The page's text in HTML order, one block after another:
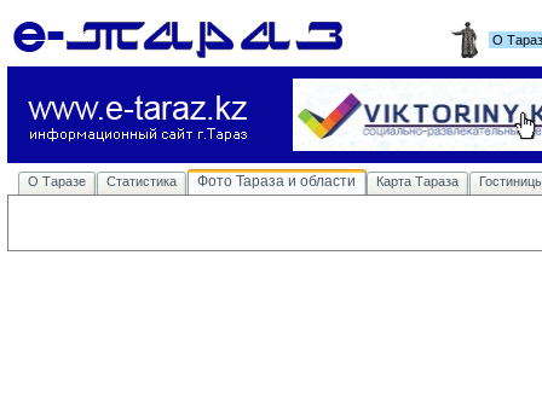
О
О Таразе Статистика Фото Тараза и области Карта Тараза